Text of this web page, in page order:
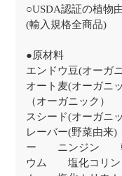
○USDA認証の植物
(輸入規格全商品)
●原材料
エンドウ豆(オー
オート麦(オーガ
（オーガニッ
スシード(オーガ
レーバー(野菜由
ー ニンジン 乾
ウム 塩化コリ